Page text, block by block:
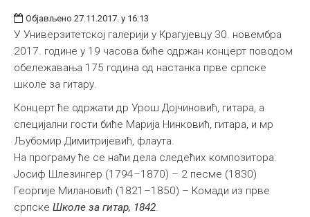
Објављено 27.11.2017. у 16:13
У Универзитетској галерији у Крагујевцу 30. новембра
2017. године у 19 часова биће одржан концерт поводом
обележавања 175 година од настанка прве српске
школе за гитару.
Концерт ће одржати др Урош Дојчиновић, гитара, а
специјални гости биће Марија Нинковић, гитара, и мр
Љубомир Димитријевић, флаута.
На програму ће се наћи дела следећих композитора:
Јосиф Шлезингер (1794–1870) – 2 песме (1830)
Георгије Милановић (1821–1850) – Комади из прве
српске Школе за гитар, 1842.